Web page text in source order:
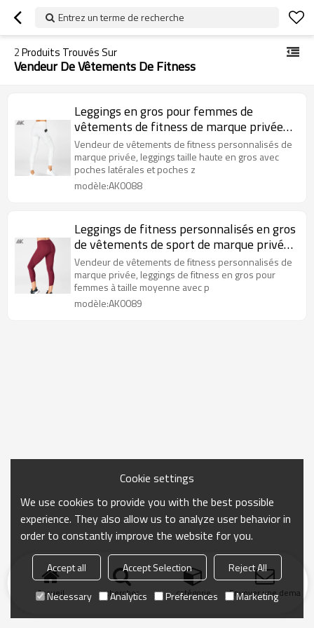
Entrez un terme de recherche
2Produits Trouvés Sur
Vendeur De Vêtements De Fitness
Leggings en gros pour femmes de
vêtements de fitness de marque privée
avec poches latérales-Aktik
Vendeur de vêtements de fitness personnalisés de
marque privée, leggings taille haute en gros avec
poches latérales et poches z
modèle:AK0088
Leggings de fitness personnalisés en gros
de vêtements de sport de marque privée
pour femmes-Aktik
Vendeur de vêtements de fitness personnalisés de
marque privée, leggings de fitness en gros pour
femmes à taille moyenne avec p
modèle:AK0089
Accueil chercher catégorie Envoyer une
Cookie settings
We use cookies to provide you with the best possible
experience. They also allow us to analyze user behavior in
order to constantly improve the website for you.
Accept all Accept Selection
Reject All
Necessary
Analytics Preferences Marketing